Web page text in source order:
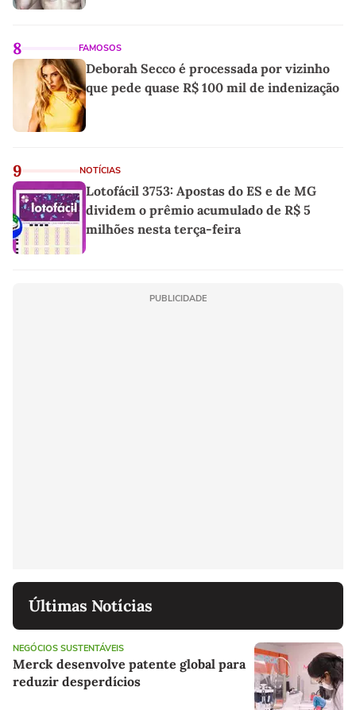
8 FAMOSOS
Deborah Secco é processada por vizinho
que pede quase R$ 100 mil de indenização
9 NOTÍCIAS
Lotofácil 3753: Apostas do ES e de MG
dividem o prêmio acumulado de R$ 5
milhões nesta terça-feira
PUBLICIDADE
Últimas Notícias
NEGÓCIOS SUSTENTÁVEIS
Merck desenvolve patente global para
reduzir desperdícios